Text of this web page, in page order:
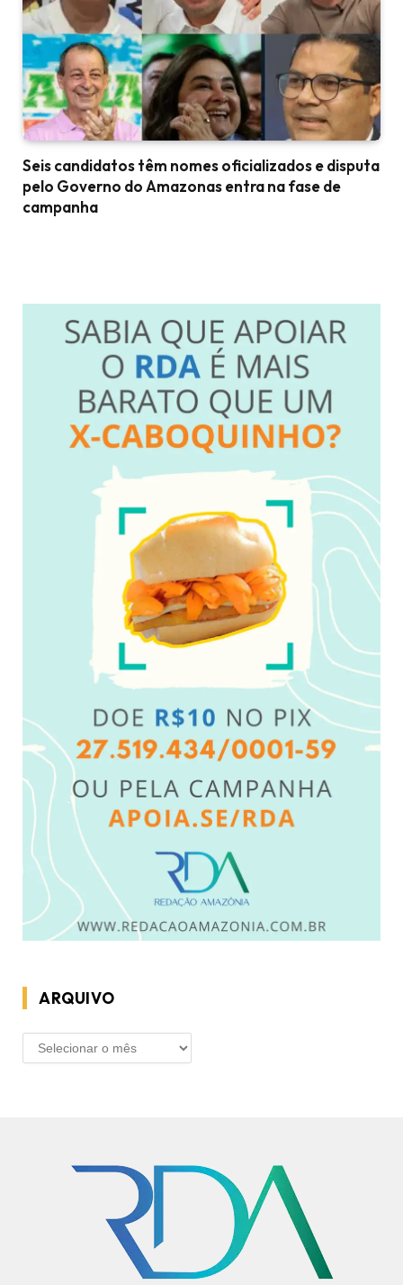
Seis candidatos têm nomes oficializados e disputa
pelo Governo do Amazonas entra na fase de
campanha
ARQUIVO
ARQUIVO